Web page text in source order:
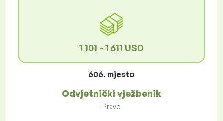
1 101 - 1 611 USD
606. mjesto
Odvjetnički vježbenik
Pravo